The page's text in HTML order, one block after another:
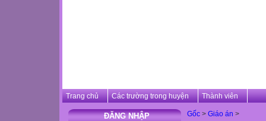
Trang chủ Các trường trong huyện Thành viên
ĐĂNG NHẬP Gốc > Giáo án >